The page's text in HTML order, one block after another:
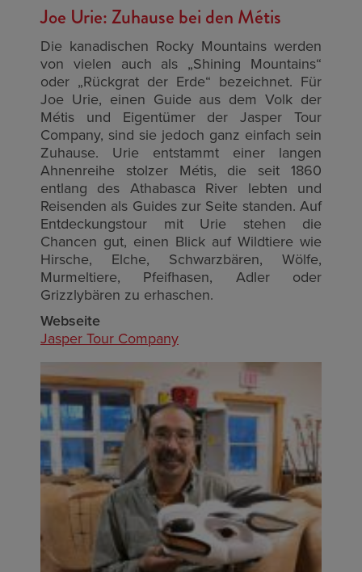
Joe Urie: Zuhause bei den Métis
Die kanadischen Rocky Mountains werden
von vielen auch als „Shining Mountains“
oder „Rückgrat der Erde“ bezeichnet. Für
Joe Urie, einen Guide aus dem Volk der
Métis und Eigentümer der Jasper Tour
Company, sind sie jedoch ganz einfach sein
Zuhause. Urie entstammt einer langen
Ahnenreihe stolzer Métis, die seit 1860
entlang des Athabasca River lebten und
Reisenden als Guides zur Seite standen. Auf
Entdeckungstour mit Urie stehen die
Chancen gut, einen Blick auf Wildtiere wie
Hirsche, Elche, Schwarzbären, Wölfe,
Murmeltiere, Pfeifhasen, Adler oder
Grizzlybären zu erhaschen.
Webseite
Jasper Tour Company